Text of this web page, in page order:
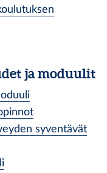
ja moduulit
syventävät